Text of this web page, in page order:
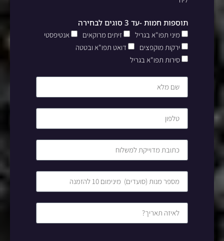
תוספות חמות -עד 3 סוגים לבחירה
מיני תפו"א בגריל זיתים מרוקאים
אנטיפסטי
ירקות מוקפצים
דואט תפו"א ובטטה
סירות תפו"א בגריל